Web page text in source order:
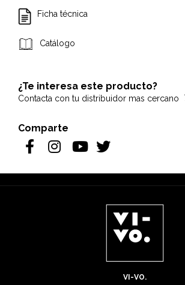
Ficha técnica
Catálogo
¿Te interesa este producto?
Contacta con tu distribuidor mas cercano
Comparte
VI-VO.